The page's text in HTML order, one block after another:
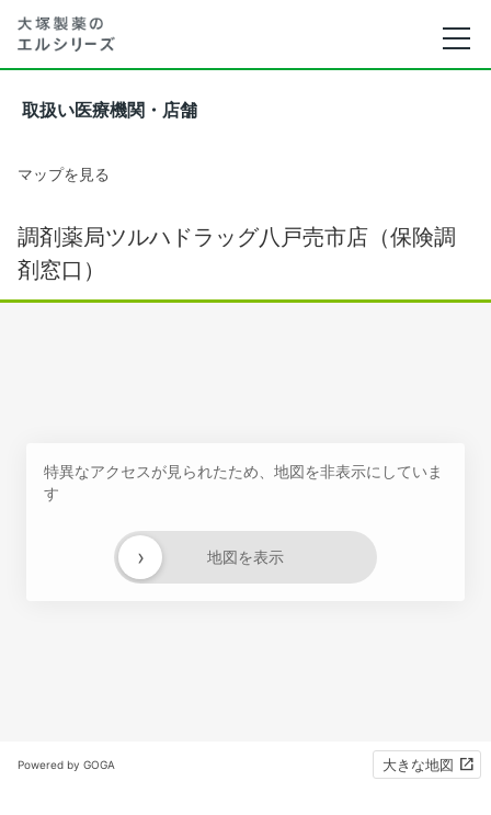
取扱い医療機関・店舗
マップを見る
調剤薬局ツルハドラッグ八戸売市店（保険調
剤窓口）
特異なアクセスが見られたため、地図を非表示にしていま
す
地図を表示
›
Powered by GOGA 大きな地図